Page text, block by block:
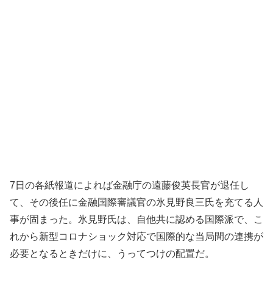
7日の各紙報道によれば金融庁の遠藤俊英長官が退任し
て、その後任に金融国際審議官の氷見野良三氏を充てる人
事が固まった。氷見野氏は、自他共に認める国際派で、こ
れから新型コロナショック対応で国際的な当局間の連携が
必要となるときだけに、うってつけの配置だ。